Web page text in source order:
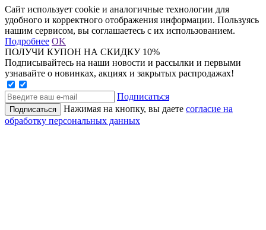
Сайт использует cookie и аналогичные технологии для
удобного и корректного отображения информации. Пользуясь
нашим сервисом, вы соглашаетесь с их использованием.
Подробнее OK
ПОЛУЧИ КУПОН НА СКИДКУ 10%
Подписывайтесь на наши новости и рассылки и первыми
узнавайте о новинках, акциях и закрытых распродажах!
Подписаться
Нажимая на кнопку, вы даете согласие на
обработку персональных данных